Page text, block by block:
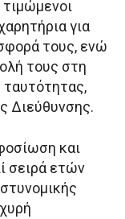
τιμώμενοι
για
τους, ενώ
τους στη
ταυτότητας,
Διεύθυνσης.
και
σειρά ετών